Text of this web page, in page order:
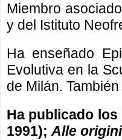
Miembro
y del Istituto
Ha enseñado
Evolutiva en la
de Milán.
Ha publicado los
1991);Alle